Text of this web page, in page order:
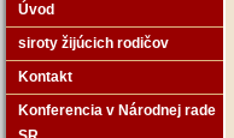
Úvod
siroty žijúcich rodičov
Kontakt
Konferencia v Národnej rade